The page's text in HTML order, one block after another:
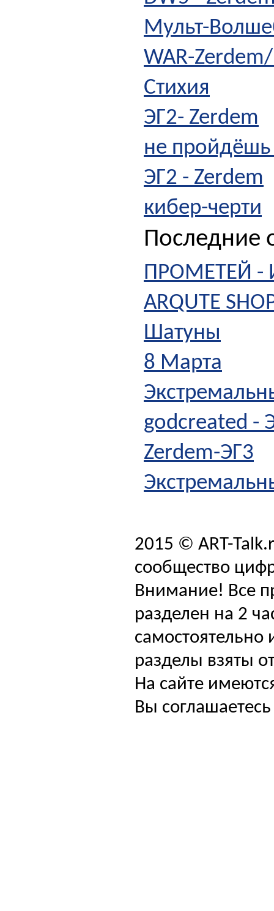
Мульт-
WAR-
Стихия
ЭГ2- Zerdem
не
ЭГ2 - Zerdem
кибер-черти
Последние
ПРОМЕТЕЙ -
ARQUTE
Шатуны
8 Марта
godcreated -
Zerdem-ЭГ3
2015 © ART-
сообщество
Внимание! Все
разделен на 2
самостоятельно
разделы взяты
На сайте
Вы